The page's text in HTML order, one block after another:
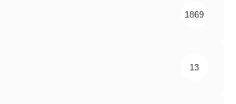
1869
13